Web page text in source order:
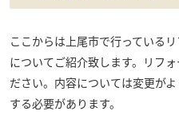
ここからは上尾市で行っている
についてご紹介致します。リフ
ださい。内容については変更が
する必要があります。